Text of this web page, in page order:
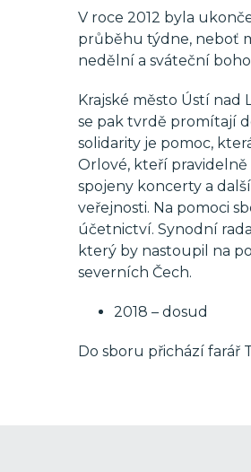
V roce 2012 byla
průběhu týdne, neboť
nedělní a sváteční
Krajské město Ústí nad
se pak tvrdě promítají
solidarity je pomoc,
Orlové, kteří pravidelně
spojeny koncerty a
veřejnosti. Na pomoci
účetnictví. Synodní
který by nastoupil na
severních Čech.
2018 – dosud
Do sboru přichází farář